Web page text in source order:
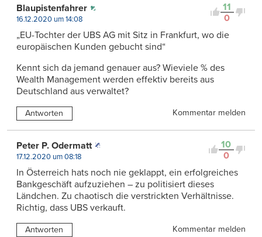
11
0
Blaupistenfahrer
16.12.2020 um 14:08
„EU-Tochter der UBS AG mit Sitz in Frankfurt, wo die
europäischen Kunden gebucht sind“
Kennt sich da jemand genauer aus? Wieviele % des
Wealth Management werden effektiv bereits aus
Deutschland aus verwaltet?
Antworten Kommentar melden
10
0
Peter P. Odermatt
17.12.2020 um 08:18
In Österreich hats noch nie geklappt, ein erfolgreiches
Bankgeschäft aufzuziehen – zu politisiert dieses
Ländchen. Zu chaotisch die verstrickten Verhältnisse.
Richtig, dass UBS verkauft.
Antworten Kommentar melden